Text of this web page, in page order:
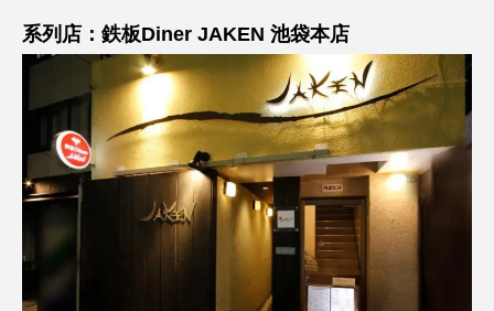
系列店：鉄板Diner JAKEN 池袋本店